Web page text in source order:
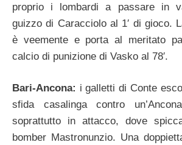
proprio i lombardi a passare in
guizzo di Caracciolo al 1′ di gioco.
è veemente e porta al meritato
calcio di punizione di Vasko al 78′.
Bari-Ancona: i galletti di Conte
sfida casalinga contro
soprattutto in attacco, dove
bomber Mastronunzio. Una